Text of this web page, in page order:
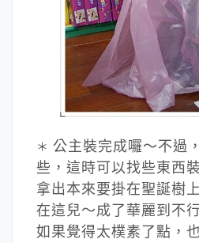
＊ 公主裝完成囉～不過
些，這時可以找些東西
拿出本來要掛在聖誕樹
在這兒～成了華麗到不
如果覺得太樸素了點，